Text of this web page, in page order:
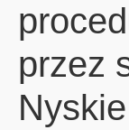
przez